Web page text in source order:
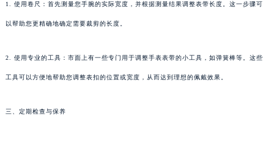
1. 使用卷尺：首先测量您手腕的实际宽度，并根据测量结果调整表带长度。这一步骤可
以帮助您更精确地确定需要裁剪的长度。
2. 使用专业的工具：市面上有一些专门用于调整手表表带的小工具，如弹簧棒等。这些
工具可以方便地帮助您调整表扣的位置或宽度，从而达到理想的佩戴效果。
三、定期检查与保养